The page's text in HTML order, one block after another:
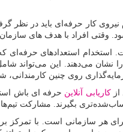
کار حرفه‌ای باید در نظر
افراد با هدف های سازمان
استعدادهای حرفه‌ای
را نشان می‌دهند. این
روی چنین
ازکاریابی آنلاین حرفه ای باش
بگیرند. مشارکت تیم‌ها در
هر سازمانی است. با